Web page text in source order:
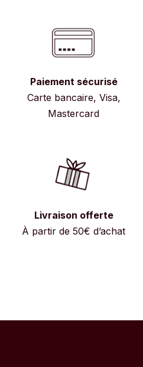
Paiement sécurisé
Carte bancaire, Visa,
Mastercard
Livraison offerte
À partir de 50€ d’achat